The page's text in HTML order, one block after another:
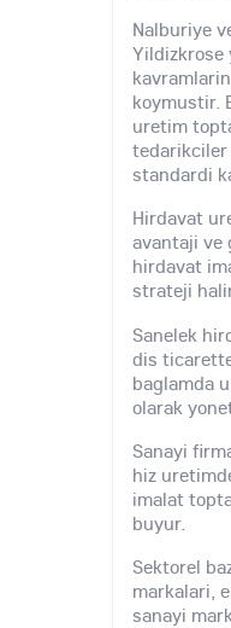
Nalburiye
Yildizkrose
koymustir.
uretim
standardi
Hirdavat
avantaji ve
hirdavat
strateji
Sanelek
dis
baglamda
olarak
Sanayi
hiz
imalat
buyur.
Sektorel
markalari,
sanayi